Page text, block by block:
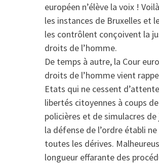
européen n’élève la voix !
les instances de Bruxelles et
les contrôlent conçoivent la
droits de l’homme.
De temps à autre, la Cour
droits de l’homme vient
Etats qui ne cessent
libertés citoyennes à coups
policières et de simulacres
la défense de l’ordre établi
toutes les dérives.
longueur effarante des